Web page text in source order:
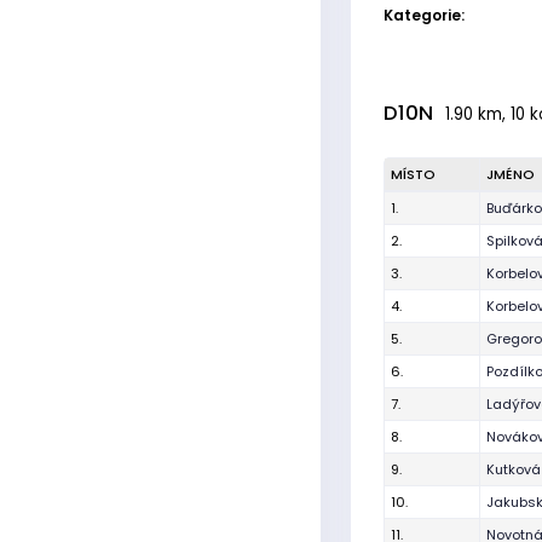
Kategorie:
D10N 1.90 km, 10
MÍSTO
JMÉNO
1.
2.
3.
4.
5.
6.
7.
8.
9.
10.
11.